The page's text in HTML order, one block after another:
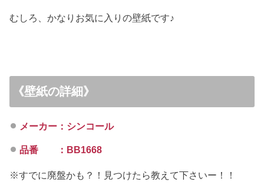
むしろ、かなりお気に入りの壁紙です♪
《壁紙の詳細》
メーカー：シンコール
品番 ： BB1668
※すでに廃盤かも？！見つけたら教えて下さいー！！